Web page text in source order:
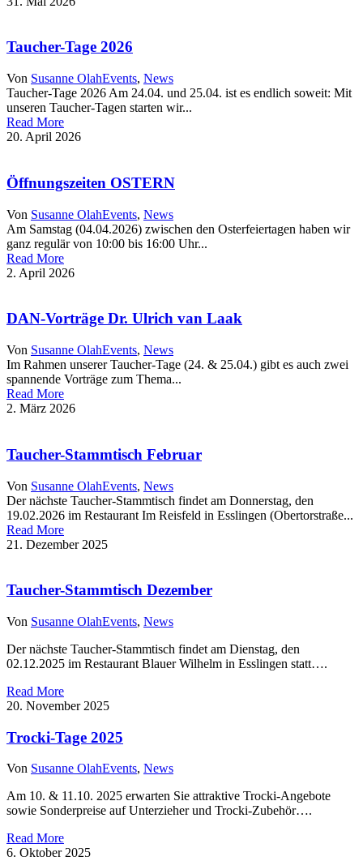
Taucher-Tage 2026
Von Susanne OlahEvents, News
Taucher-Tage 2026 Am 24.04. und 25.04. ist es endlich soweit: Mit
unseren Taucher-Tagen starten wir...
Read More
20. April 2026
Öffnungszeiten OSTERN
Von Susanne OlahEvents, News
Am Samstag (04.04.2026) zwischen den Osterfeiertagen haben wir
ganz regulär von 10:00 bis 16:00 Uhr...
Read More
2. April 2026
DAN-Vorträge Dr. Ulrich van Laak
Von Susanne OlahEvents, News
Im Rahmen unserer Taucher-Tage (24. & 25.04.) gibt es auch zwei
spannende Vorträge zum Thema...
Read More
2. März 2026
Taucher-Stammtisch Februar
Von Susanne OlahEvents, News
Der nächste Taucher-Stammtisch findet am Donnerstag, den
19.02.2026 im Restaurant Im Reisfeld in Esslingen (Obertorstraße...
Read More
21. Dezember 2025
Taucher-Stammtisch Dezember
Von Susanne OlahEvents, News
Der nächste Taucher-Stammtisch findet am Dienstag, den
02.12.2025 im Restaurant Blauer Wilhelm in Esslingen statt….
Read More
20. November 2025
Trocki-Tage 2025
Von Susanne OlahEvents, News
Am 10. & 11.10. 2025 erwarten Sie attraktive Trocki-Angebote
sowie Sonderpreise auf Unterzieher und Trocki-Zubehör….
Read More
6. Oktober 2025